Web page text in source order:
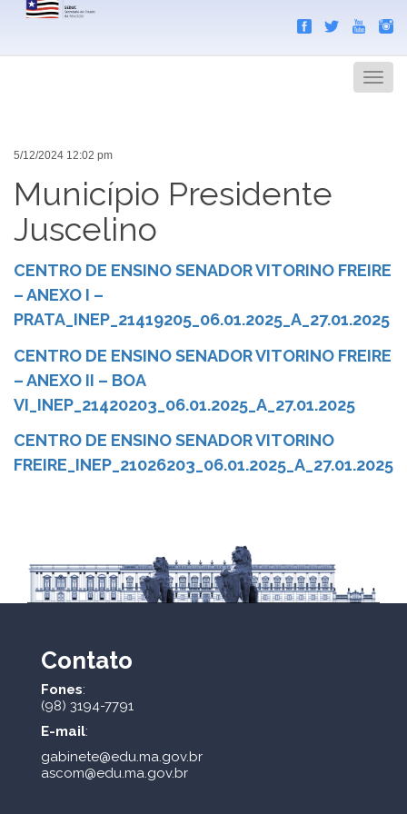
Menu
5/12/2024 12:02 pm
Município Presidente
Juscelino
CENTRO DE ENSINO SENADOR VITORINO FREIRE
– ANEXO I –
PRATA_INEP_21419205_06.01.2025_A_27.01.2025
CENTRO DE ENSINO SENADOR VITORINO FREIRE
– ANEXO II – BOA
VI_INEP_21420203_06.01.2025_A_27.01.2025
CENTRO DE ENSINO SENADOR VITORINO
FREIRE_INEP_21026203_06.01.2025_A_27.01.2025
Contato
Fones:
(98) 3194-7791
E-mail:
gabinete@edu.ma.gov.br
ascom@edu.ma.gov.br